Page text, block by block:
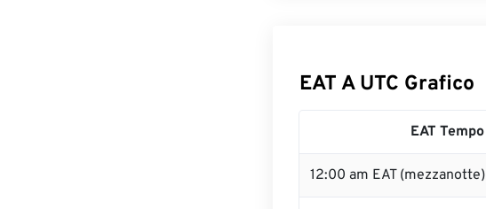
EAT A UTC Grafico
EAT Tempo
12:00 am EAT (mezzanotte)